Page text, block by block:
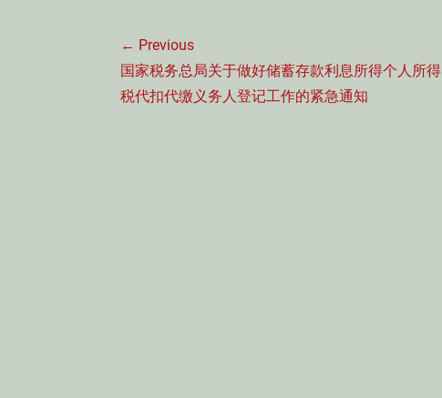
章
导
航
← Previous
Previous
post:
国家税务总局关于做好储蓄存款利息所得个人所得
税代扣代缴义务人登记工作的紧急通知